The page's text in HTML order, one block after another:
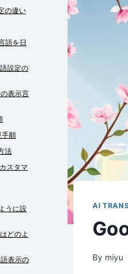
AI
By miyu
の違い
語を日
設定の
表示言
手順
法
スタマ
うに設
どのよ
表示の